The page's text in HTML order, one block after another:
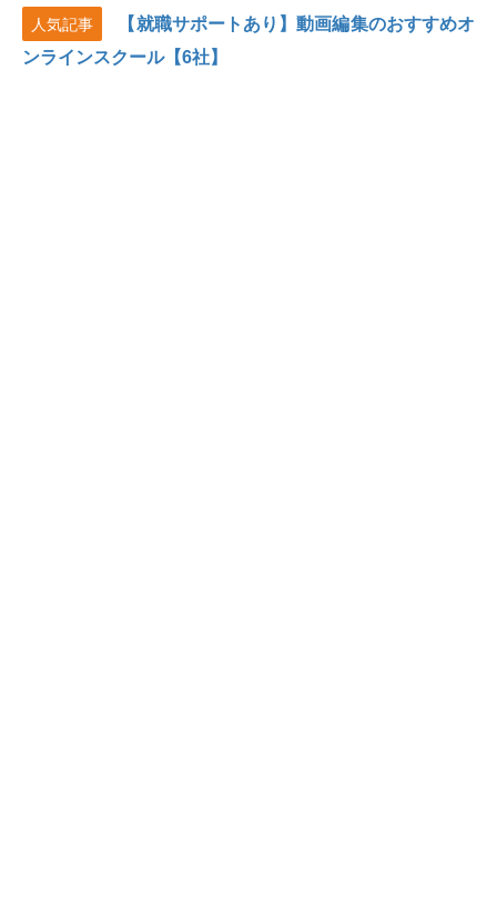
人気記事
【就職サポートあり】動画編集のおすすめオ
ンラインスクール【6社】